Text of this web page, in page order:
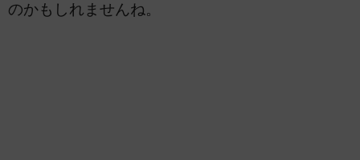
のかもしれませんね。